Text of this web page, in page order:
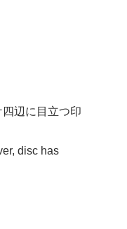
辺に目立つ印
disc has